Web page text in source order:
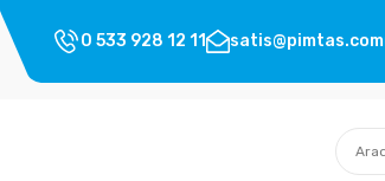
0 533 928 12 11 satis@pimtas.com